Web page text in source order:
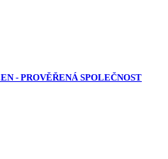
- PROVĚŘENÁ SPOLEČNOST